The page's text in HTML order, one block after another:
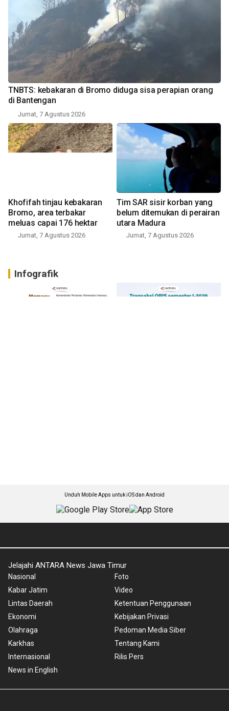
TNBTS: kebakaran di Bromo diduga sisa perapian orang
di Bantengan
Jumat, 7 Agustus 2026
Khofifah tinjau kebakaran
Bromo, area terbakar
meluas capai 176 hektar
Jumat, 7 Agustus 2026
Tim SAR sisir korban yang
belum ditemukan di perairan
utara Madura
Jumat, 7 Agustus 2026
Infografik
Unduh Mobile Apps untuk iOS dan Android
Jelajahi ANTARA News Jawa Timur
Nasional
Kabar Jatim
Lintas Daerah
Ekonomi
Olahraga
Karkhas
Internasional
News in English
Foto
Video
Ketentuan Penggunaan
Kebijakan Privasi
Pedoman Media Siber
Tentang Kami
Rilis Pers